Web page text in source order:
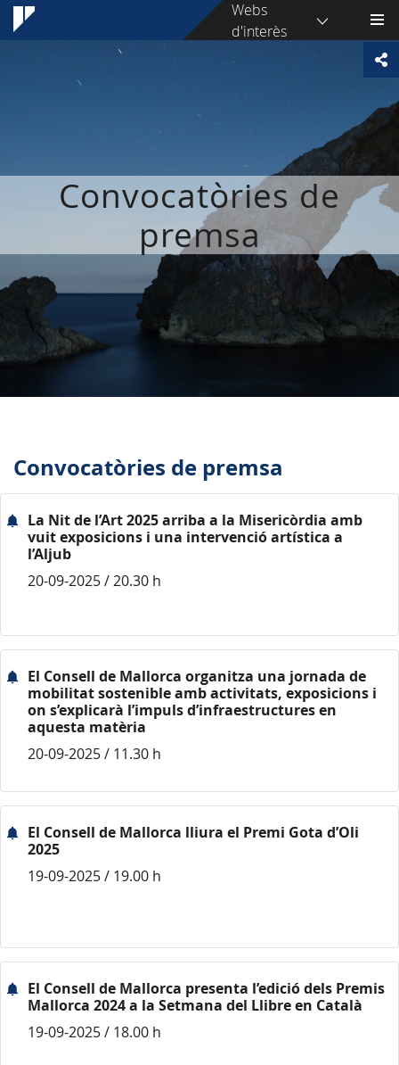
Webs
d'interès
Convocatòries de
premsa
Convocatòries de premsa
La Nit de l’Art 2025 arriba a la Misericòrdia amb
vuit exposicions i una intervenció artística a
l’Aljub
20-09-2025 / 20.30 h
El Consell de Mallorca organitza una jornada de
mobilitat sostenible amb activitats, exposicions i
on s’explicarà l’impuls d’infraestructures en
aquesta matèria
20-09-2025 / 11.30 h
El Consell de Mallorca lliura el Premi Gota d’Oli
2025
19-09-2025 / 19.00 h
El Consell de Mallorca presenta l’edició dels Premis
Mallorca 2024 a la Setmana del Llibre en Català
19-09-2025 / 18.00 h